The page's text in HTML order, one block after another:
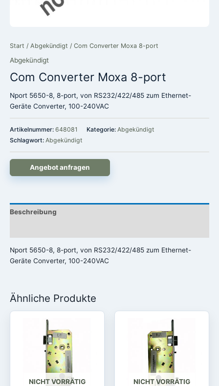
Start / Abgekündigt / Com Converter Moxa 8-port
Abgekündigt
Com Converter Moxa 8-port
Nport 5650-8, 8-port, von RS232/422/485 zum Ethernet-
Geräte Converter, 100-240VAC
Artikelnummer: 648081 Kategorie: Abgekündigt
Schlagwort: Abgekündigt
Angebot anfragen
Beschreibung
Nport 5650-8, 8-port, von RS232/422/485 zum Ethernet-
Geräte Converter, 100-240VAC
Ähnliche Produkte
NICHT VORRÄTIG NICHT VORRÄTIG